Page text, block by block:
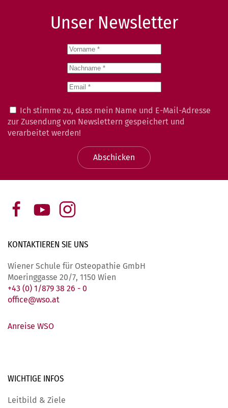
Unser Newsletter
Ich stimme zu, dass mein Name und E-Mail-Adresse
zur Zusendung von Newslettern gespeichert und
verarbeitet werden!
Abschicken
KONTAKTIEREN SIE UNS
Wiener Schule für Osteopathie GmbH
Moeringgasse 20/7, 1150 Wien
+43 (0) 1/879 38 26 - 0
office@wso.at
Anreise WSO
WICHTIGE INFOS
Leitbild & Ziele